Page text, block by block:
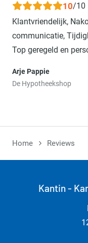
10/10
Klantvriendelijk,
communicatie,
Top geregeld en
Arje Pappie
De Hypotheekshop
Home Reviews
Kantin -